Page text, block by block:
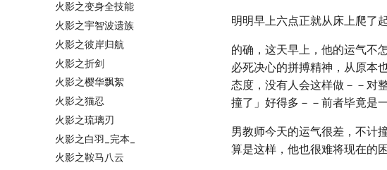
火影之变身全技能
火影之宇智波遗族
火影之彼岸归航
火影之折剑
火影之樱华飘絮
火影之猫忍
火影之琉璃刃
火影之白羽_完本_
火影之鞍马八云
明明早上六点正就从床上爬了
的确，这天早上，他的运气不
必死决心的拼搏精神，从原本
态度，没有人会这样做－－对
撞了」好得多－－前者毕竟是
男教师今天的运气很差，不计
算是这样，他也很难将现在的